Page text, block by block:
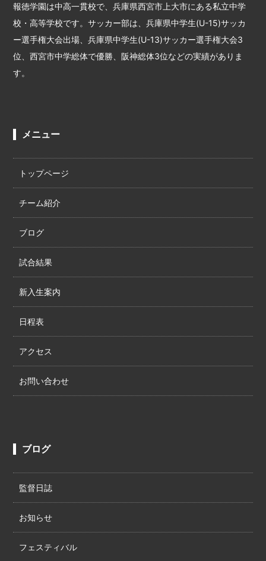
報徳学園は中高一貫校で、兵庫県西宮市上大市にある私立中学
校・高等学校です。サッカー部は、兵庫県中学生(U-15)サッカ
ー選手権大会出場、兵庫県中学生(U-13)サッカー選手権大会3
位、西宮市中学総体で優勝、阪神総体3位などの実績がありま
す。
メニュー
トップページ
チーム紹介
ブログ
試合結果
新入生案内
日程表
アクセス
お問い合わせ
ブログ
監督日誌
お知らせ
フェスティバル